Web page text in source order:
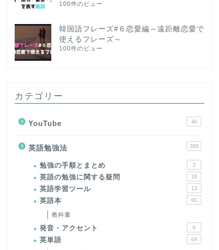
100件のビュー
韓国語フレーズ#６恋愛編～遠距離恋愛で
使えるフレーズ～
100件のビュー
カテゴリー
YouTube 46
英語勉強法 389
勉強の手順とまとめ 2
英語の勉強に関する疑問 18
英語学習ツール 13
英語本 65
教科書
発音・アクセント 6
英単語 64